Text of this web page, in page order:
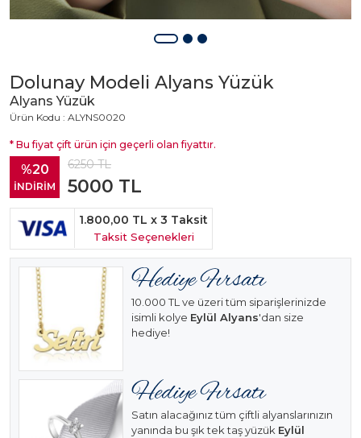
Dolunay Modeli Alyans Yüzük
Alyans Yüzük
Ürün Kodu : ALYNS0020
* Bu fiyat çift ürün için geçerli olan fiyattır.
%20
İNDİRİM
6250TL
5000 TL
1.800,00 TL x 3 Taksit
Taksit Seçenekleri
10.000 TL ve üzeri tüm siparişlerinizde
isimli kolye Eylül Alyans'dan size
hediye!
Satın alacağınız tüm çiftli alyanslarınızın
yanında bu şık tek taş yüzük Eylül